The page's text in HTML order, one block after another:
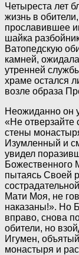
Четыреста лет
жизнь в
прославившее
шайка
Ватопедскую
камней,
утренней
храме остался
возле образа
Неожиданно он
«Не отверзайте
стены
Изумленный и
увидел
пытаясь Своей
Мати Моя, не
наказаны!». Но
вправо, снова
обители, но
Игумен,
монастыря и